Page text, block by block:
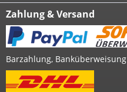
Zahlung & Versand
Barzahlung, Banküberweisung